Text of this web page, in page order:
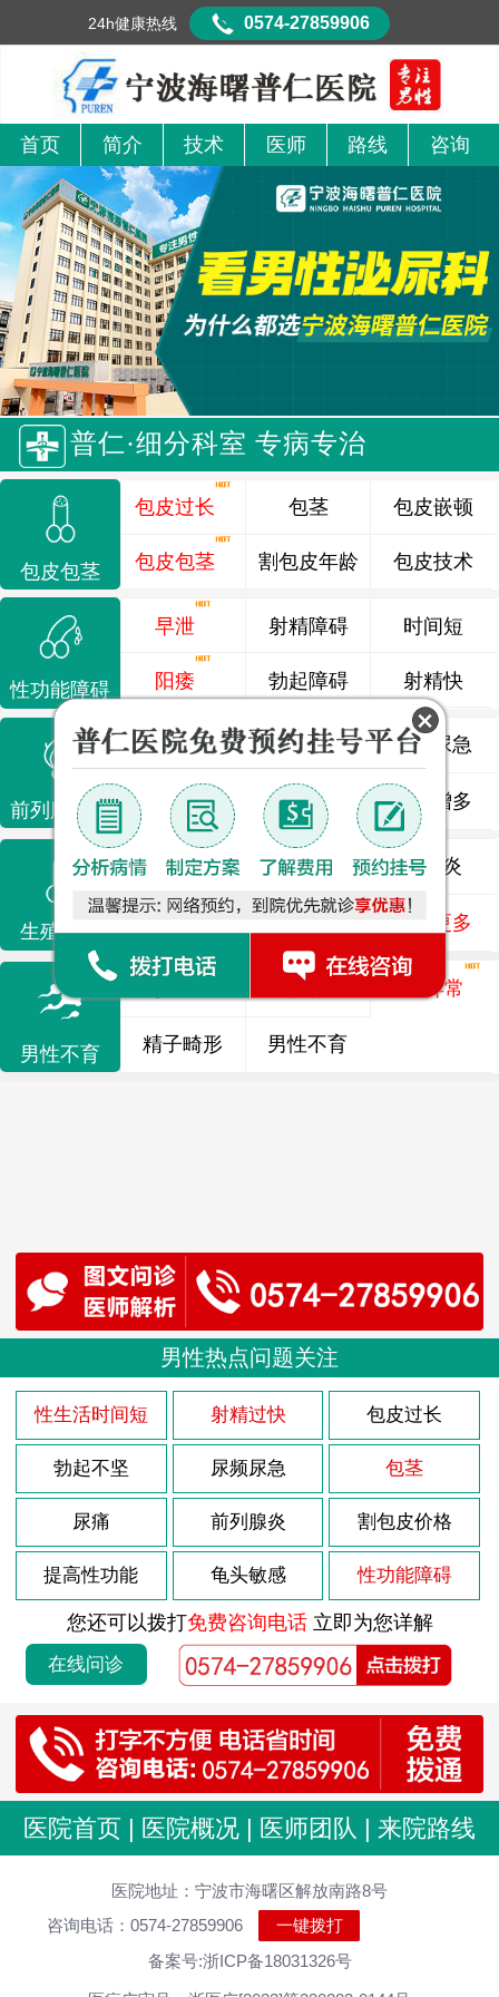
首页 简介 技术 医师 路线 咨询
普仁·细分科室 专病专治
包皮包茎
包皮过长
包皮包茎
包茎
割包皮年龄
包皮嵌顿
包皮技术
性功能障碍
早泄
阳痿
射精障碍
勃起障碍
时间短
射精快
前列腺疾病
前列腺炎 前列腺痛 尿频尿急
前列腺增生 排尿不畅 夜尿增多
生殖感染
龟头炎 睾丸炎 尿道炎
了解更多
男性不育
弱精 精液异常
精子畸形 男性不育
男性热点问题关注
性生活时间短 射精过快 包皮过长
勃起不坚 尿频尿急 包茎
尿痛 前列腺炎 割包皮价格
提高性功能 龟头敏感 性功能障碍
您还可以拨打免费咨询电话立即为您详解
在线问诊
医院首页 | 医院概况 | 医师团队 | 来院路线
医院地址：宁波市海曙区解放南路8号
咨询电话：0574-27859906
一键拨打
备案号:浙ICP备18031326号
24h健康热线 0574-27859906